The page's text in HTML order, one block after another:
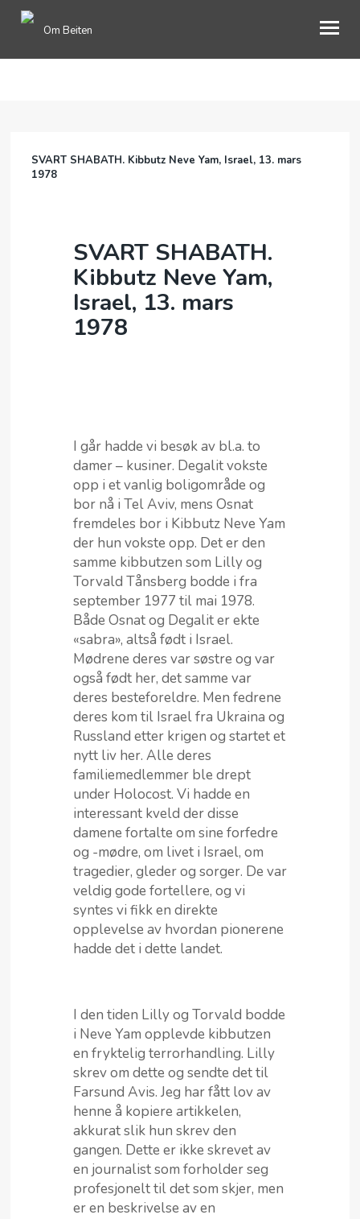
Om Beiten
GAVER
MIMRESIDE
INFORMASJON
SVART SHABATH. Kibbutz Neve Yam, Israel, 13. mars
1978
SVART SHABATH.
Kibbutz Neve Yam,
Israel, 13. mars
1978
I går hadde vi besøk av bl.a. to
damer – kusiner. Degalit vokste
opp i et vanlig boligområde og
bor nå i Tel Aviv, mens Osnat
fremdeles bor i Kibbutz Neve Yam
der hun vokste opp. Det er den
samme kibbutzen som Lilly og
Torvald Tånsberg bodde i fra
september 1977 til mai 1978.
Både Osnat og Degalit er ekte
«sabra», altså født i Israel.
Mødrene deres var søstre og var
også født her, det samme var
deres besteforeldre. Men fedrene
deres kom til Israel fra Ukraina og
Russland etter krigen og startet et
nytt liv her. Alle deres
familiemedlemmer ble drept
under Holocost. Vi hadde en
interessant kveld der disse
damene fortalte om sine forfedre
og -mødre, om livet i Israel, om
tragedier, gleder og sorger. De var
veldig gode fortellere, og vi
syntes vi fikk en direkte
opplevelse av hvordan pionerene
hadde det i dette landet.
I den tiden Lilly og Torvald bodde
i Neve Yam opplevde kibbutzen
en fryktelig terrorhandling. Lilly
skrev om dette og sendte det til
Farsund Avis. Jeg har fått lov av
henne å kopiere artikkelen,
akkurat slik hun skrev den
gangen. Dette er ikke skrevet av
en journalist som forholder seg
profesjonelt til det som skjer, men
er en beskrivelse av en